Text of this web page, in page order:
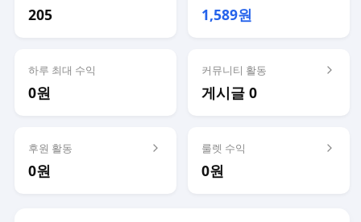
205 1,589원
하루 최대 수익
0원
커뮤니티 활동
게시글 0
후원 활동
0원
룰렛 수익
0원